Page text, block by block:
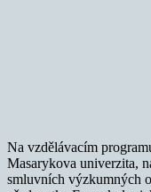
Na vzdělávacím
Masarykova univerzita,
smluvních výzkumných